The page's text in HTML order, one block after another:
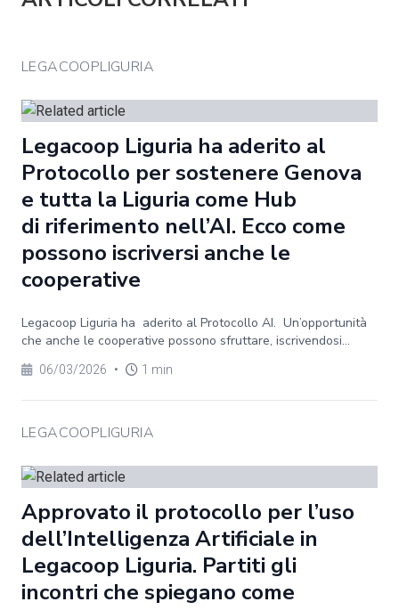
LEGACOOPLIGURIA
Legacoop Liguria ha aderito al
Protocollo per sostenere Genova
e tutta la Liguria come Hub
di riferimento nell’AI. Ecco come
possono iscriversi anche le
cooperative
Legacoop Liguria ha aderito al Protocollo AI. Un’opportunità
che anche le cooperative possono sfruttare, iscrivendosi...
06/03/2026 • 1 min
LEGACOOPLIGURIA
Approvato il protocollo per l’uso
dell’Intelligenza Artificiale in
Legacoop Liguria. Partiti gli
incontri che spiegano come